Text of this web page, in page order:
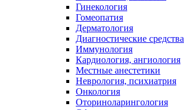
Гинекология
Гомеопатия
Дерматология
Диагностические средства
Иммунология
Кардиология, ангиология
Местные анестетики
Неврология, психиатрия
Онкология
Оториноларингология